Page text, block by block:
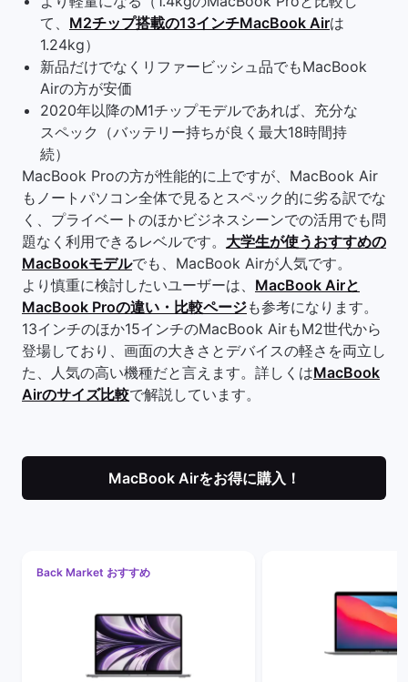
て、 M2チップ搭載の13インチMacBook Airは
1.24kg）
新品だけでなくリファービッシュ品でもMacBook
Airの方が安価
2020年以降のM1チップモデルであれば、充分な
スペック（バッテリー持ちが良く最大18時間持
続）
MacBook Proの方が性能的に上ですが、MacBook Air
もノートパソコン全体で見るとスペック的に劣る訳でな
く、プライベートのほかビジネスシーンでの活用でも問
題なく利用できるレベルです。 大学生が使うおすすめの
MacBookモデルでも、MacBook Airが人気です。
より慎重に検討したいユーザーは、 MacBook Airと
MacBook Proの違い・比較ページも参考になります。
13インチのほか15インチのMacBook AirもM2世代から
登場しており、画面の大きさとデバイスの軽さを両立し
た、人気の高い機種だと言えます。詳しくはMacBook
Airのサイズ比較で解説しています。
MacBook Airをお得に購入！
Back Market おすすめ